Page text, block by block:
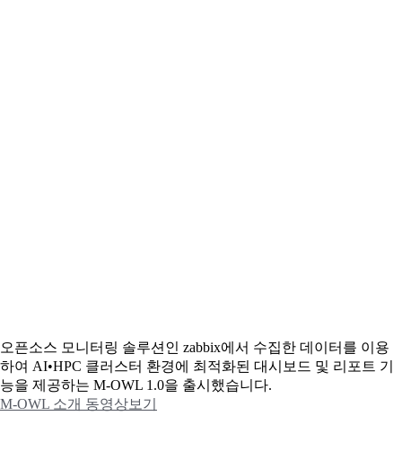
오픈소스 모니터링 솔루션인 zabbix에서 수집한 데이터를 이용
하여 AI•HPC 클러스터 환경에 최적화된 대시보드 및 리포트 기
능을 제공하는 M-OWL 1.0을 출시했습니다.
M-OWL 소개 동영상보기